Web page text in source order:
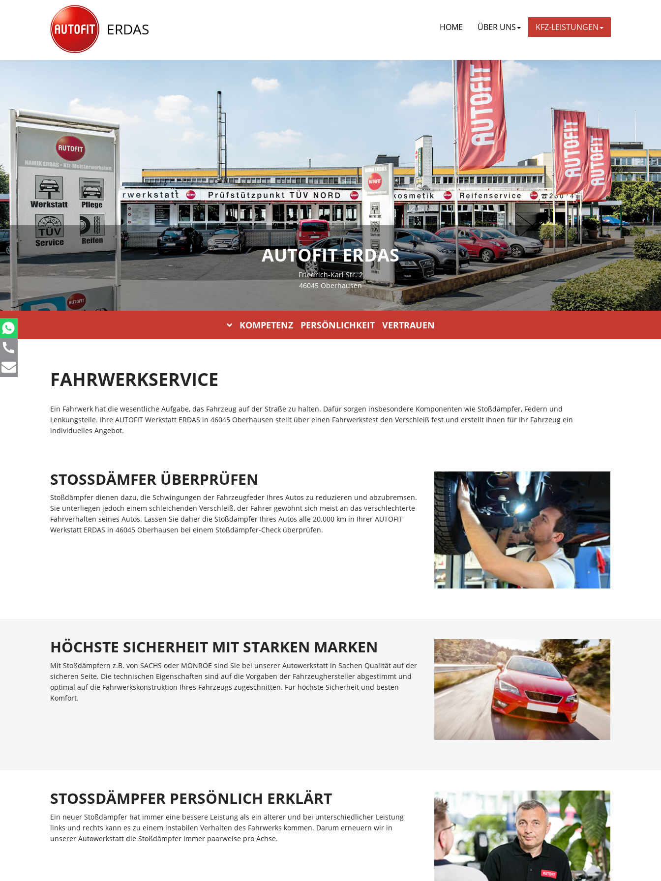
ERDAS HOME ÜBER UNS KFZ-LEISTUNGEN
AUTOFIT ERDAS
Friedrich-Karl Str. 2
46045 Oberhausen
KOMPETENZ PERSÖNLICHKEIT VERTRAUEN
FAHRWERKSERVICE
Ein Fahrwerk hat die wesentliche Aufgabe, das Fahrzeug auf der Straße zu halten. Dafür sorgen insbesondere Komponenten wie Stoßdämpfer, Federn und
Lenkungsteile. Ihre AUTOFIT Werkstatt ERDAS in 46045 Oberhausen stellt über einen Fahrwerkstest den Verschleiß fest und erstellt Ihnen für Ihr Fahrzeug ein
individuelles Angebot.
STOSSDÄMFER ÜBERPRÜFEN
Stoßdämpfer dienen dazu, die Schwingungen der Fahrzeugfeder Ihres Autos zu reduzieren und abzubremsen.
Sie unterliegen jedoch einem schleichenden Verschleiß, der Fahrer gewöhnt sich meist an das verschlechterte
Fahrverhalten seines Autos. Lassen Sie daher die Stoßdämpfer Ihres Autos alle 20.000 km in Ihrer AUTOFIT
Werkstatt ERDAS in 46045 Oberhausen bei einem Stoßdämpfer-Check überprüfen.
HÖCHSTE SICHERHEIT MIT STARKEN MARKEN
Mit Stoßdämpfern z.B. von SACHS oder MONROE sind Sie bei unserer Autowerkstatt in Sachen Qualität auf der
sicheren Seite. Die technischen Eigenschaften sind auf die Vorgaben der Fahrzeughersteller abgestimmt und
optimal auf die Fahrwerkskonstruktion Ihres Fahrzeugs zugeschnitten. Für höchste Sicherheit und besten
Komfort.
STOSSDÄMPFER PERSÖNLICH ERKLÄRT
Ein neuer Stoßdämpfer hat immer eine bessere Leistung als ein älterer und bei unterschiedlicher Leistung
links und rechts kann es zu einem instabilen Verhalten des Fahrwerks kommen. Darum erneuern wir in
unserer Autowerkstatt die Stoßdämpfer immer paarweise pro Achse.